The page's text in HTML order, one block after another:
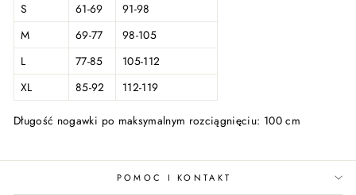
S
61-69
91-98
M
69-77
98-105
L
77-85
105-112
XL
85-92 112-119
Długość nogawki po maksymalnym rozciągnięciu: 100 cm
POMOC I KONTAKT